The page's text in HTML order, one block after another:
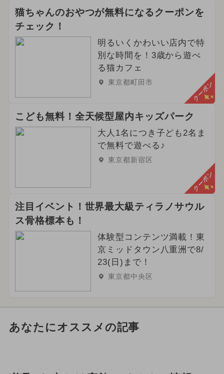
猫ちゃんのおやつが無料になるクーポンを
チェック！
明るいくかわいい店内で特
別な時間を！3歳から遊べ
る猫カフェ
東京都町田市 クーポン
こども無料！全天候型屋内キッズパーク
大人1名につき子ども2名ま
で無料で遊べる♪
東京都新宿区
クーポン
注目イベント！世界最大級ティラノサウル
ス骨格標本も！
体験型コンテンツ満載！東
京ミッドタウン八重洲で8/
23(日)まで！
東京都中央区
あなたにオススメの記事